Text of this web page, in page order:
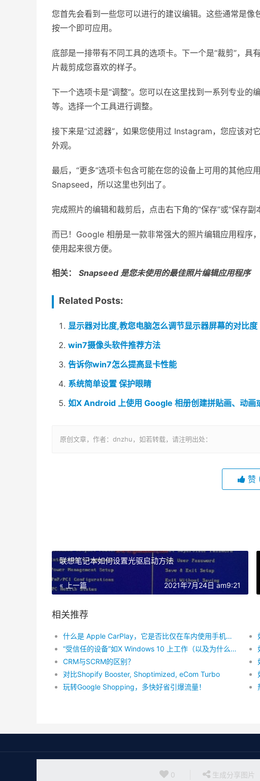
您首先会看到一些您可以进行的建议编辑。这些通常是像
按一个即可应用。
底部是一排带有不同工具的选项卡。下一个是“裁剪”，
片裁剪成您喜欢的样子。
下一个选项卡是“调整”。您可以在这里找到一系列专业
等。选择一个工具进行调整。
接下来是“过滤器”，如果您使用过 Instagram，您应该对
外观。
最后，“更多”选项卡包含可能在您的设备上可用的其他应
Snapseed，所以这里也列出了。
完成照片的编辑和裁剪后，点击右下角的“保存”或“保存副
而已！Gооgle 相册是一款非常强大的照片编辑应用程序
使用起来很方便。
相关： Snapseed 是您未使用的最佳照片编辑应用程序
Related Posts:
显示器对比度,教您电脑怎么调节显示器屏幕的对比度
win7摄像头软件推荐方法
告诉你win7怎么提高显卡性能
系统简单设置 保护眼睛
如X Android 上使用 Gооgle 相册创建拼贴画、动画
原创文章，作者：dnzhu，如若转载，请注明出处：
赞
0 生成分享图片
联想笔记本如何设置光驱启动方法
« 上一篇 2021年7月24日 am9:21
相关推荐
什么是 Apple CarPlay，它是否比仅在车内使用手机更好？
“受信任的设备”如X Windows 10 上工作（以及为什么您不再需要“信任这台 PC”）
CRM与SCRM的区别？
对比Shopify Booster, Shoptimized, eCom Turbo
玩转Gооgle Shopping，多快好省引爆流量！